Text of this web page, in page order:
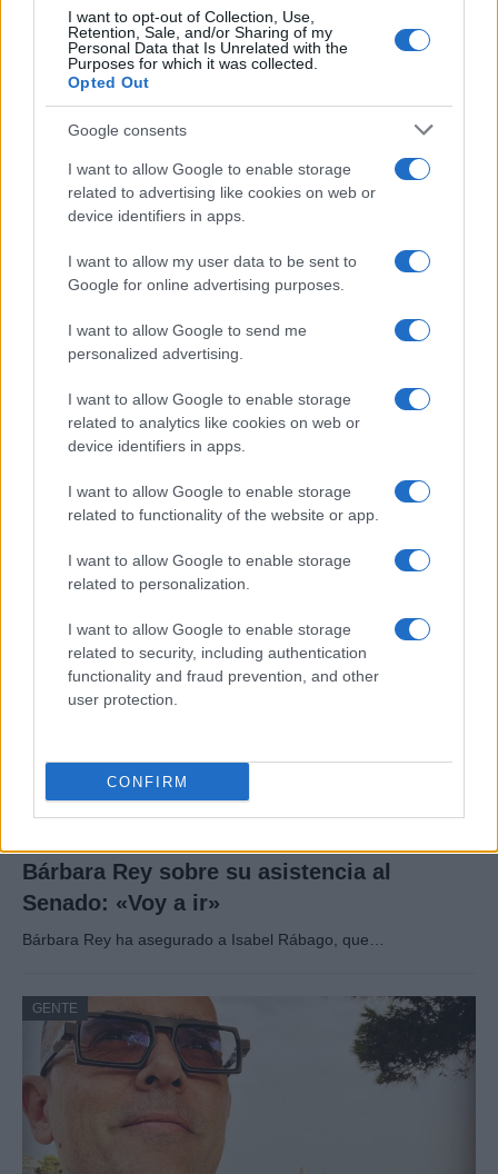
I want to opt-out of Collection, Use,
Retention, Sale, and/or Sharing of my
Personal Data that Is Unrelated with the
Purposes for which it was collected.
Opted Out
Google consents
I want to allow Google to enable storage
related to advertising like cookies on web or
device identifiers in apps.
I want to allow my user data to be sent to
Google for online advertising purposes.
I want to allow Google to send me
personalized advertising.
I want to allow Google to enable storage
related to analytics like cookies on web or
device identifiers in apps.
I want to allow Google to enable storage
related to functionality of the website or app.
I want to allow Google to enable storage
related to personalization.
I want to allow Google to enable storage
related to security, including authentication
functionality and fraud prevention, and other
user protection.
CONFIRM
¿Quién es Chad Boyce?: cómo murió
durante la serie Los 100
La biografía de Chad Boyce que había muerto…
GENTE
capacidades especiales
Bárbara Rey sobre su asistencia al
Senado: «Voy a ir»
Bárbara Rey ha asegurado a Isabel Rábago, que…
GENTE